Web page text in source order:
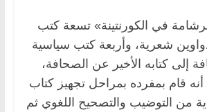
في الكورنتينة» تسعة كتب
منها 3 دواوين شعرية، وأربعة كتب سياسية
إلى كتابه الأخير عن الصحافة،
قام بمفرده بمراحل تجهيز كتاب
من التوضيب والتصحيح اللغوي ثم